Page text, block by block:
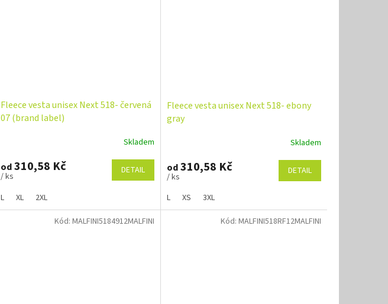
Fleece vesta unisex Next 518- červená
07 (brand label)
Skladem
od310,58 Kč
/ ks
DETAIL
L XL 2XL
Fleece vesta unisex Next 518- ebony
gray
Skladem
od310,58 Kč
/ ks
DETAIL
L XS 3XL
Kód: MALFINI5184912MALFINI Kód: MALFINI518RF12MALFINI